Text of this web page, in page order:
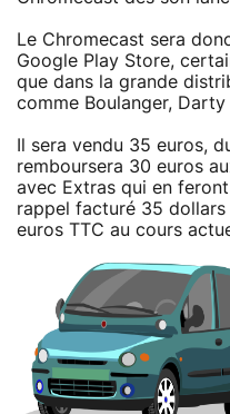
Le Chromecast sera
Google Play Store,
que dans la grande
comme Boulanger,
Il sera vendu 35 euros,
remboursera 30 euros
avec Extras qui en
rappel facturé 35
euros TTC au cours